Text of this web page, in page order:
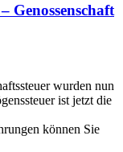
Genossenschaft
wurden nun
ist jetzt die
können Sie